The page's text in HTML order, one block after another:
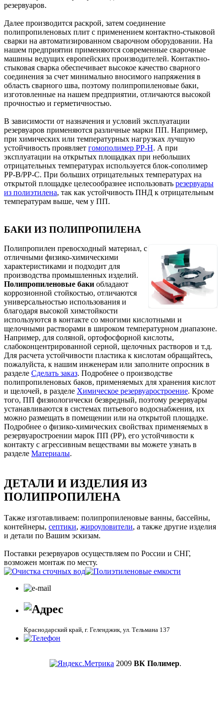
резервуаров.
Далее производится раскрой, затем соединение
полипропиленовых плит с применением контактно-стыковой
сварки на автоматизированном сварочном оборудовании. На
нашем предприятии применяются современные сварочные
машины ведущих европейских производителей. Контактно-
стыковая сварка обеспечивает высокое качество сварного
соединения за счет минимально вносимого напряжения в
область сварного шва, поэтому полипропиленовые баки,
изготовленные на нашем предприятии, отличаются высокой
прочностью и герметичностью.
В зависимости от назначения и условий эксплуатации
резервуаров применяются различные марки ПП. Например,
при химических или температурных нагрузках лучшую
устойчивость проявляет гомополимер PP-H. А при
эксплуатации на открытых площадках при небольших
отрицательных температурах используется блок-сополимер
PP-B/РР-С. При больших отрицательных температурах на
открытой площадке целесообразнее использовать резервуары
из полиэтилена, так как устойчивость ПНД к отрицательным
температурам выше, чем у ПП.
БАКИ ИЗ ПОЛИПРОПИЛЕНА
Полипропилен превосходный материал, с
отличными физико-химическими
характеристиками и подходит для
производства промышленных изделий.
Полипропиленовые баки обладают
коррозионной стойкостью, отличаются
универсальностью использования и
благодаря высокой химстойкости
используются в контакте со многими кислотными и
щелочными растворами в широком температурном диапазоне.
Например, для соляной, ортофосфорной кислоты,
слабоконцентрированной серной, щелочных растворов и т.д.
Для расчета устойчивости пластика к кислотам обращайтесь,
пожалуйста, к нашим инженерам или заполните опросник в
разделе Сделать заказ. Подробнее о производстве
полипропиленовых баков, применяемых для хранения кислот
и щелочей, в разделе Химическое резервуаростроение. Кроме
того, ПП физиологически безвредный, поэтому резервуары
устанавливаются в системах питьевого водоснабжения, их
можно размещать в помещении или на открытой площадке.
Подробнее о физико-химических свойствах применяемых в
резервуаростроении марок ПП (PP), его устойчивости к
контакту с агрессивным веществами вы можете узнать в
разделе Материалы.
ДЕТАЛИ И ИЗДЕЛИЯ ИЗ
ПОЛИПРОПИЛЕНА
Также изготавливаем: полипропиленовые ванны, бассейны,
контейнеры, септики, жироуловители, а также другие изделия
и детали по Вашим эскизам.
Поставки резервуаров осуществляем по России и СНГ,
возможен монтаж по месту.
Краснодарский край, г. Геленджик, ул. Тельмана 137
2009 ВК Полимер.